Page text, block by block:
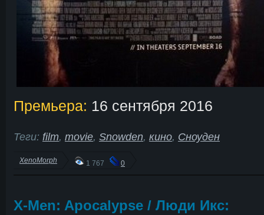
Премьера: 16 сентября 2016
Теги: film, movie, Snowden, кино, Сноуден
XenoMorph 1 767 0
X-Men: Apocalypse / Люди Икс: